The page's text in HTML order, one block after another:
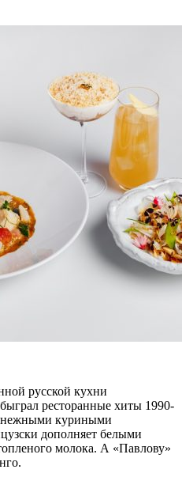
русской кухни
ресторанные хиты 1990-
нежными куриными
дополняет белыми
молока. А «Павлову»